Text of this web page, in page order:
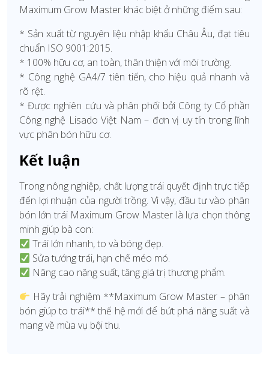
Maximum Grow Master khác biệt ở những điểm sau:
* Sản xuất từ nguyên liệu nhập khẩu Châu Âu, đạt tiêu
chuẩn ISO 9001:2015.
* 100% hữu cơ, an toàn, thân thiện với môi trường.
* Công nghệ GA4/7 tiên tiến, cho hiệu quả nhanh và
rõ rệt.
* Được nghiên cứu và phân phối bởi Công ty Cổ phần
Công nghệ Lisado Việt Nam – đơn vị uy tín trong lĩnh
vực phân bón hữu cơ.
Kết luận
Trong nông nghiệp, chất lượng trái quyết định trực tiếp
đến lợi nhuận của người trồng. Vì vậy, đầu tư vào phân
bón lớn trái Maximum Grow Master là lựa chọn thông
minh giúp bà con:
Trái lớn nhanh, to và bóng đẹp.
Sửa tướng trái, hạn chế méo mó.
Nâng cao năng suất, tăng giá trị thương phẩm.
Hãy trải nghiệm **Maximum Grow Master – phân
bón giúp to trái** thế hệ mới để bứt phá năng suất và
mang về mùa vụ bội thu.